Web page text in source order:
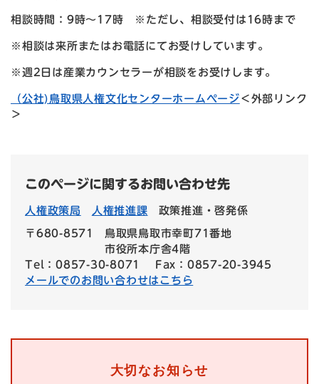
相談時間：9時～17時 ※ただし、相談受付は16時まで
※相談は来所またはお電話にてお受けしています。
※週2日は産業カウンセラーが相談をお受けします。
（公社)鳥取県人権文化センターホームページ ＜外部リンク
＞
このページに関するお問い合わせ先
人権政策局 人権推進課 政策推進・啓発係
〒680-8571
鳥取県鳥取市幸町71番地
市役所本庁舎4階
Tel：0857-30-8071
Fax：0857-20-3945
メールでのお問い合わせはこちら
大切なお知らせ